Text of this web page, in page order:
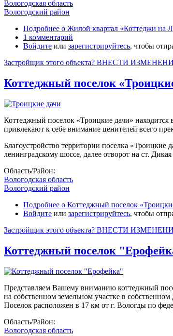
Вологодская область
Вологодский район
Подробнее о Жилой квартал «Коттеджи на
1 комментарий
Войдите или зарегистрируйтесь, чтобы
Застройщик этого объекта? ВНЕСТИ
Коттеджный поселок
Коттеджный поселок «Троицкие дачи»
привлекают к себе внимание ценителей всего
Благоустройство территории поселка
ленинградскому шоссе, далее отворот на ст.
Область/Район:
Вологодская область
Вологодский район
Подробнее о Коттеджный поселок
Войдите или зарегистрируйтесь, чтобы
Застройщик этого объекта? ВНЕСТИ
Коттеджный поселок
Представляем Вашему вниманию коттеджный
на собственном земельном участке в
Поселок расположен в 17 км от г. Вологды по
Область/Район:
Вологодская область